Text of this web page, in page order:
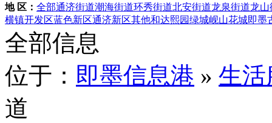
地 区： 全部通济街道潮海街道环秀街道北安街道龙泉街道龙山
横镇开发区蓝色新区通济新区其他和达熙园绿城岘山花城即墨
全部信息
位于： 即墨信息港 » 生活
道